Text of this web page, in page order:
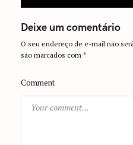
t
i
n
Deixe um comentário
O seu endereço de e-mail não
são marcados com*
Comment